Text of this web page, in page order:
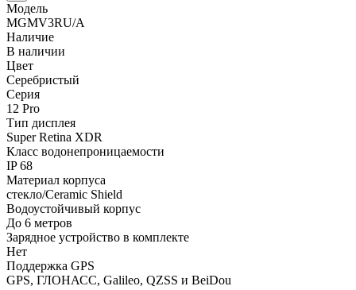
Модель
MGMV3RU/A
Наличие
В наличии
Цвет
Серебристый
Серия
12 Pro
Тип дисплея
Super Retina XDR
Класс водонепроницаемости
IP 68
Материал корпуса
стекло/Ceramic Shield
Водоустойчивый корпус
До 6 метров
Зарядное устройство в комплекте
Нет
Поддержка GPS
GPS, ГЛОНАСС, Galileo, QZSS и BeiDou